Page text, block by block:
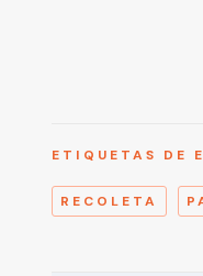
ETIQUETAS DE
RECOLETA